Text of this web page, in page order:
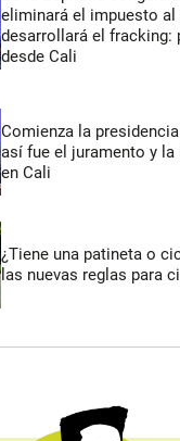
eliminará el impuesto
desarrollará el fracking:
desde Cali
Comienza la
así fue el juramento y
en Cali
¿Tiene una patineta o
las nuevas reglas para